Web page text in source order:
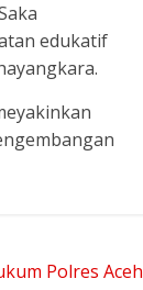
edukatif
Polres Aceh